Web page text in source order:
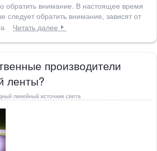
обратить внимание. В настоящее время
следует обратить внимание, зависят от
Читать далее
производители
ленты?
линейный источник света